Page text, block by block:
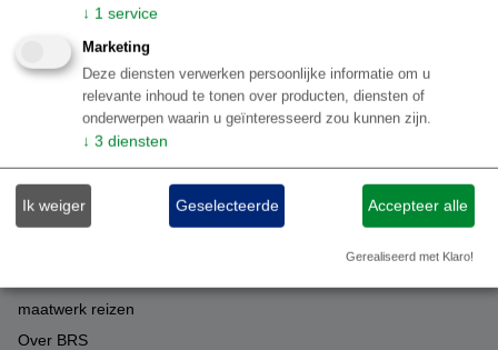
Informatie
Informatie per Braziliaanse bestemming
Top 10 Brazilië reiservaringen
Klantenbeoordelingen BRS
Over Brazilie
Reisinformatie
maatwerk reizen
Over BRS
↓ 1 service
Marketing
Deze diensten verwerken persoonlijke informatie om u
relevante inhoud te tonen over producten, diensten of
onderwerpen waarin u geïnteresseerd zou kunnen zijn.
↓ 3 diensten
Ik weiger Geselecteerde Accepteer alle
Gerealiseerd met Klaro!